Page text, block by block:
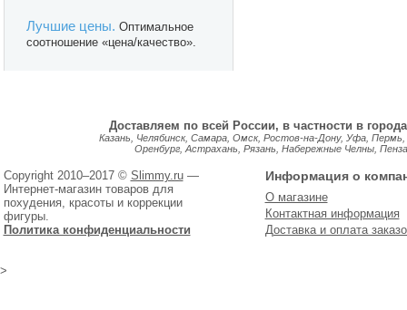
Лучшие цены. Оптимальное
соотношение «цена/качество».
Доставляем по всей России, в частности в
Казань, Челябинск, Самара, Омск, Ростов-на-Дону, Уфа,
Оренбург, Астрахань, Рязань, Набережные Челны,
Copyright 2010–2017 © Slimmy.ru—
Интернет-магазин товаров для
похудения, красоты и коррекции
фигуры.
Политика конфиденциальности
Информация о
О магазине
Контактная информация
Доставка и оплата
>